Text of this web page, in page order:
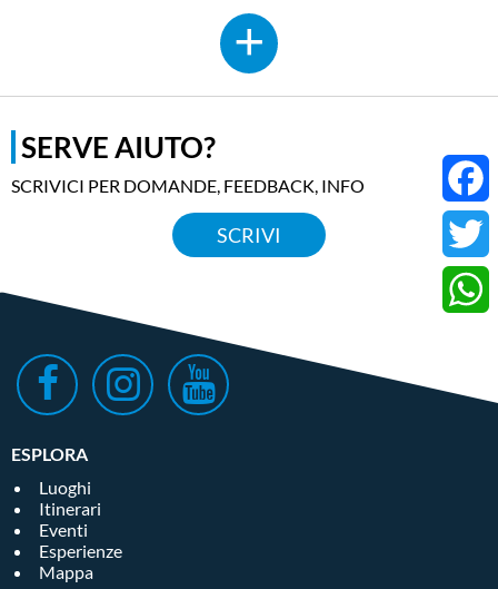
che sovrimporre delle idee mentali di come il
corpo dovrebbe essere. Lo scopo è quello di
invitare la mente ad ascoltare, piuttosto che
dirigere verso un’idea o forma
predeterminata e lasciare che il corpo si
esprima in coerenza con ciò di cui necessita
nel momento presente.
Donwload allegato
Twitter
SERVE AIUTO?
SCRIVICI PER DOMANDE, FEEDBACK, INFO
SCRIVI
ESPLORA
Luoghi
Itinerari
Eventi
Esperienze
Mappa